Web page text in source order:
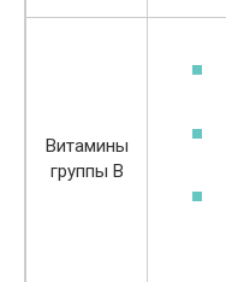
Витамины
группы В